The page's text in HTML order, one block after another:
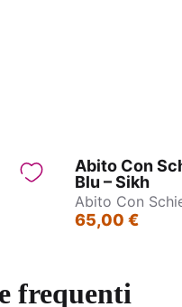
Abito Con
Blu – Sikh
Abito Con
65,00 €
frequenti